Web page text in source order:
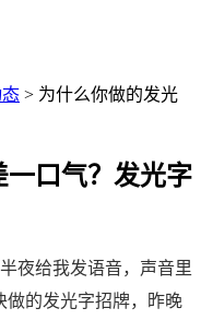
> 为什么你做的发光
一口气？发光字
夜给我发语音，声音里
做的发光字招牌，昨晚